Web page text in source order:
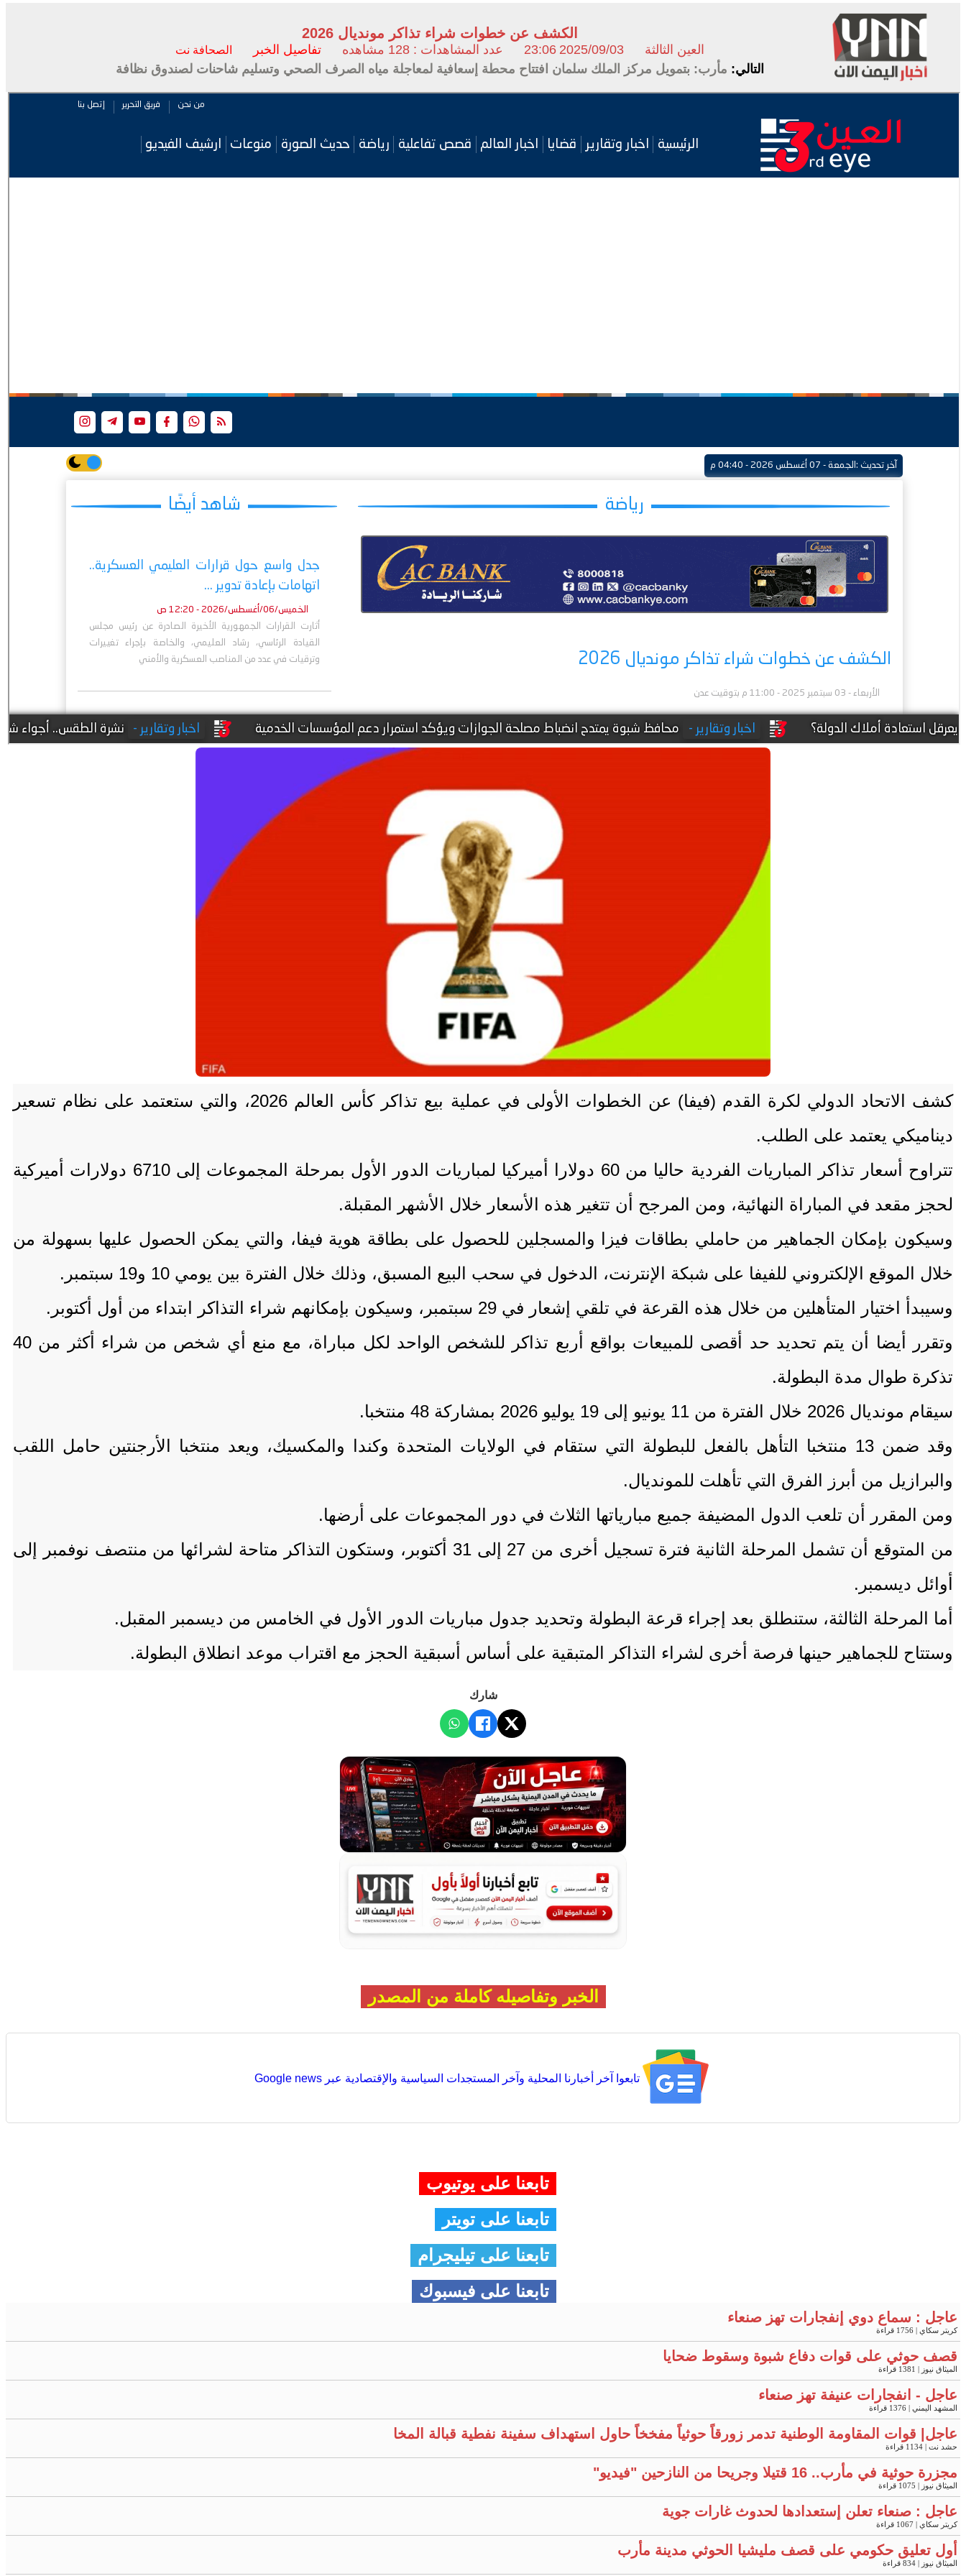
الكشف عن خطوات شراء تذاكر مونديال 2026
العين الثالثة 2025/09/03
23:06 عدد المشاهدات : 128 مشاهده تفاصيل الخبر الصحافة نت
التالي: مأرب: بتمويل مركز الملك سلمان افتتاح محطة إسعافية لمعاجلة مياه الصرف الصحي وتسليم شاحنات لصندوق نظافة
كشف الاتحاد الدولي لكرة القدم (فيفا) عن الخطوات الأولى في عملية بيع تذاكر كأس العالم 2026، والتي ستعتمد على نظام تسعير
ديناميكي يعتمد على الطلب.
تتراوح أسعار تذاكر المباريات الفردية حاليا من 60 دولارا أميركيا لمباريات الدور الأول بمرحلة المجموعات إلى 6710 دولارات أميركية
لحجز مقعد في المباراة النهائية، ومن المرجح أن تتغير هذه الأسعار خلال الأشهر المقبلة.
وسيكون بإمكان الجماهير من حاملي بطاقات فيزا والمسجلين للحصول على بطاقة هوية فيفا، والتي يمكن الحصول عليها بسهولة من
خلال الموقع الإلكتروني للفيفا على شبكة الإنترنت، الدخول في سحب البيع المسبق، وذلك خلال الفترة بين يومي 10 و19 سبتمبر.
وسيبدأ اختيار المتأهلين من خلال هذه القرعة في تلقي إشعار في 29 سبتمبر، وسيكون بإمكانهم شراء التذاكر ابتداء من أول أكتوبر.
وتقرر أيضا أن يتم تحديد حد أقصى للمبيعات بواقع أربع تذاكر للشخص الواحد لكل مباراة، مع منع أي شخص من شراء أكثر من 40
تذكرة طوال مدة البطولة.
سيقام مونديال 2026 خلال الفترة من 11 يونيو إلى 19 يوليو 2026 بمشاركة 48 منتخبا.
وقد ضمن 13 منتخبا التأهل بالفعل للبطولة التي ستقام في الولايات المتحدة وكندا والمكسيك، ويعد منتخبا الأرجنتين حامل اللقب
والبرازيل من أبرز الفرق التي تأهلت للمونديال.
ومن المقرر أن تلعب الدول المضيفة جميع مبارياتها الثلاث في دور المجموعات على أرضها.
من المتوقع أن تشمل المرحلة الثانية فترة تسجيل أخرى من 27 إلى 31 أكتوبر، وستكون التذاكر متاحة لشرائها من منتصف نوفمبر إلى
أوائل ديسمبر.
أما المرحلة الثالثة، ستنطلق بعد إجراء قرعة البطولة وتحديد جدول مباريات الدور الأول في الخامس من ديسمبر المقبل.
وستتاح للجماهير حينها فرصة أخرى لشراء التذاكر المتبقية على أساس أسبقية الحجز مع اقتراب موعد انطلاق البطولة.
شارك
الخبر وتفاصيله كاملة من المصدر
تابعوا آخر أخبارنا المحلية وآخر المستجدات السياسية والإقتصادية عبر Google news
تابعنا على يوتيوب
تابعنا على تويتر
تابعنا على تيليجرام
تابعنا على فيسبوك
عاجل : سماع دوي إنفجارات تهز صنعاء
كريتر سكاي | 1756 قراءة
قصف حوثي على قوات دفاع شبوة وسقوط ضحايا
الميثاق نيوز | 1381 قراءة
عاجل - انفجارات عنيفة تهز صنعاء
المشهد اليمني | 1376 قراءة
عاجل| قوات المقاومة الوطنية تدمر زورقاً حوثياً مفخخاً حاول استهداف سفينة نفطية قبالة المخا
حشد نت | 1134 قراءة
مجزرة حوثية في مأرب.. 16 قتيلا وجريحا من النازحين "فيديو"
الميثاق نيوز | 1075 قراءة
عاجل : صنعاء تعلن إستعدادها لحدوث غارات جوية
كريتر سكاي | 1067 قراءة
أول تعليق حكومي على قصف مليشيا الحوثي مدينة مأرب
الميثاق نيوز | 834 قراءة